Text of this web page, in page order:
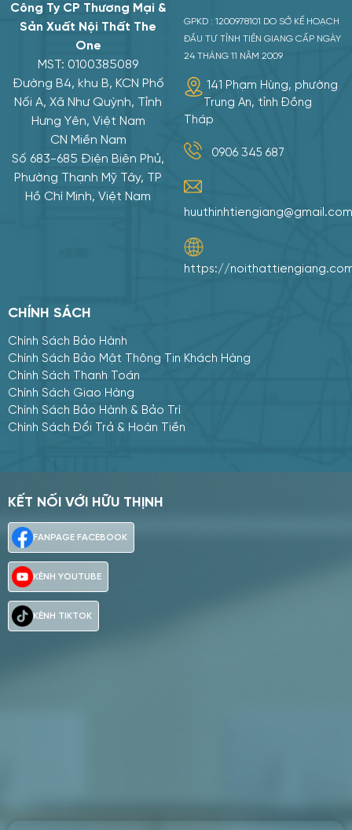
2026
08
2026
Công Ty CP Thương Mại &
Sản Xuất Nội Thất The
One
MST: 0100385089
Đường B4, khu B, KCN Phố
Nối A, Xã Như Quỳnh, Tỉnh
Hưng Yên, Việt Nam
CN Miền Nam
Số 683-685 Điện Biên Phủ,
Phường Thạnh Mỹ Tây, TP
Hồ Chí Minh, Việt Nam
GPKD : 1200978101 DO SỞ KẾ HOẠCH
ĐẦU TƯ TỈNH TIỀN GIANG CẤP NGÀY
24 THÁNG 11 NĂM 2009
141 Phạm Hùng, phường
Trung An, tỉnh Đồng
Tháp
0906 345 687
huuthinhtiengiang@gmail.com
https://
CHÍNH SÁCH
Chính Sách Bảo Hành
Chính Sách Bảo Mật Thông Tin Khách Hàng
Chính Sách Thanh Toán
Chính Sách Giao Hàng
Chính Sách Bảo Hành & Bảo Trì
Chính Sách Đổi Trả & Hoàn Tiền
KẾT NỐI VỚI HỮU THỊNH